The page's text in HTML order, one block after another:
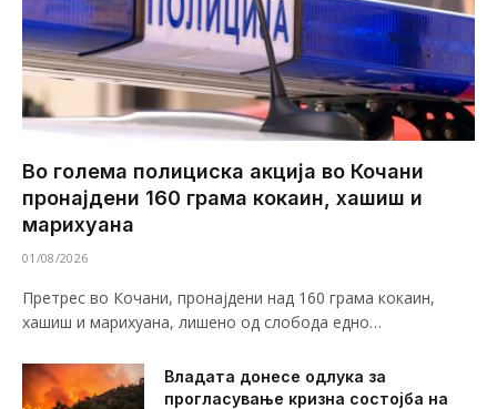
Во голема полициска акција во Кочани
пронајдени 160 грама кокаин, хашиш и
марихуана
01/08/2026
Претрес во Кочани, пронајдени над 160 грама кокаин,
хашиш и марихуана, лишено од слобода едно…
Владата донесе одлука за
прогласување кризна состојба на